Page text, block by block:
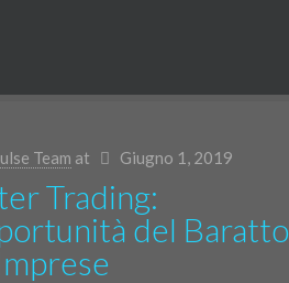
Team at Giugno 1, 2019
Trading:
del Baratto